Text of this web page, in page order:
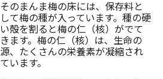
そのまんま梅の床には、保存料と
して梅の種が入っています。種の硬
い殻を割ると梅の仁（核）がでて
きます。梅の仁（核）は、生命の
源、たくさんの栄養素が凝縮され
ています。